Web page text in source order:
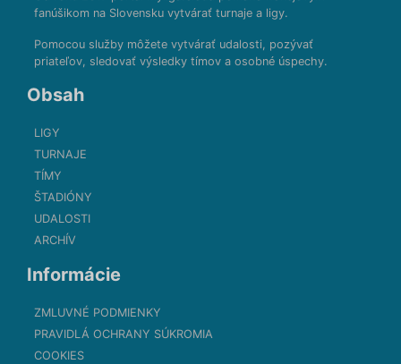
fanúšikom na Slovensku vytvárať turnaje a ligy.
Pomocou služby môžete vytvárať udalosti, pozývať
priateľov, sledovať výsledky tímov a osobné úspechy.
Obsah
LIGY
TURNAJE
TÍMY
ŠTADIÓNY
UDALOSTI
ARCHÍV
Informácie
ZMLUVNÉ PODMIENKY
PRAVIDLÁ OCHRANY SÚKROMIA
COOKIES